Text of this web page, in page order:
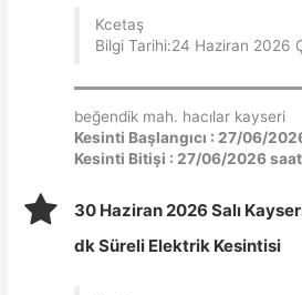
Kcetaş
Bilgi Tarihi:24 Haziran 2026
beğendik mah. hacılar kayseri
Kesinti Başlangıcı : 27/06/
Kesinti Bitişi : 27/06/2026
30 Haziran 2026 Salı
dk Süreli Elektrik Kesintisi